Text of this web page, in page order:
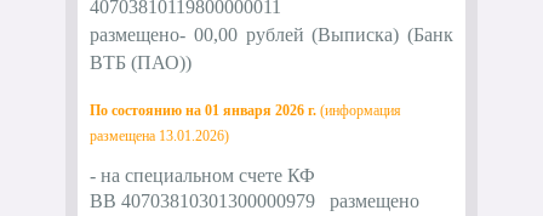
40703810119800000011
размещено- 00,00рублей (Выписка) (Банк
ВТБ (ПАО))
По состоянию на 01 января 2026 г. (информация
размещена 13.01.2026)
- на специальном счете КФ
ВВ 40703810301300000979
размещено